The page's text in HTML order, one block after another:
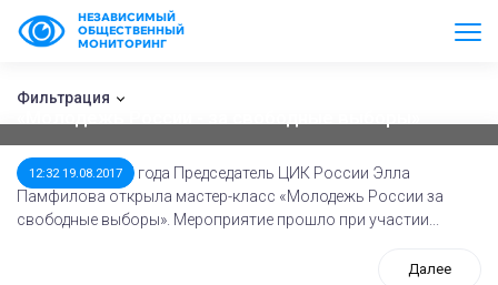
НЕЗАВИСИМЫЙ
ОБЩЕСТВЕННЫЙ
МОНИТОРИНГ
Фильтрация
12:32 19.08.2017
Председатель ЦИК России открыла мастер-класс
18 августа 2017 года Председатель ЦИК России Элла
Памфилова открыла мастер-класс «Молодежь России за
свободные выборы». Мероприятие прошло при участии...
Далее